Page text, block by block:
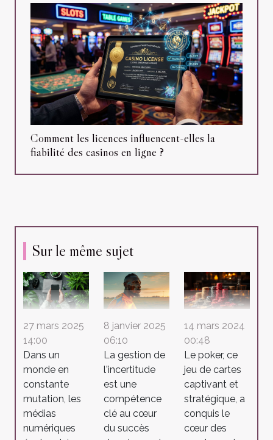
Comment les licences influencent-elles la
fiabilité des casinos en ligne ?
Sur le même sujet
27 mars 2025
14:00
Dans un
monde en
constante
mutation, les
médias
numériques
8 janvier 2025
06:10
La gestion de
l'incertitude
est une
compétence
clé au cœur
du succès
14 mars 2024
00:48
Le poker, ce
jeu de cartes
captivant et
stratégique, a
conquis le
cœur des